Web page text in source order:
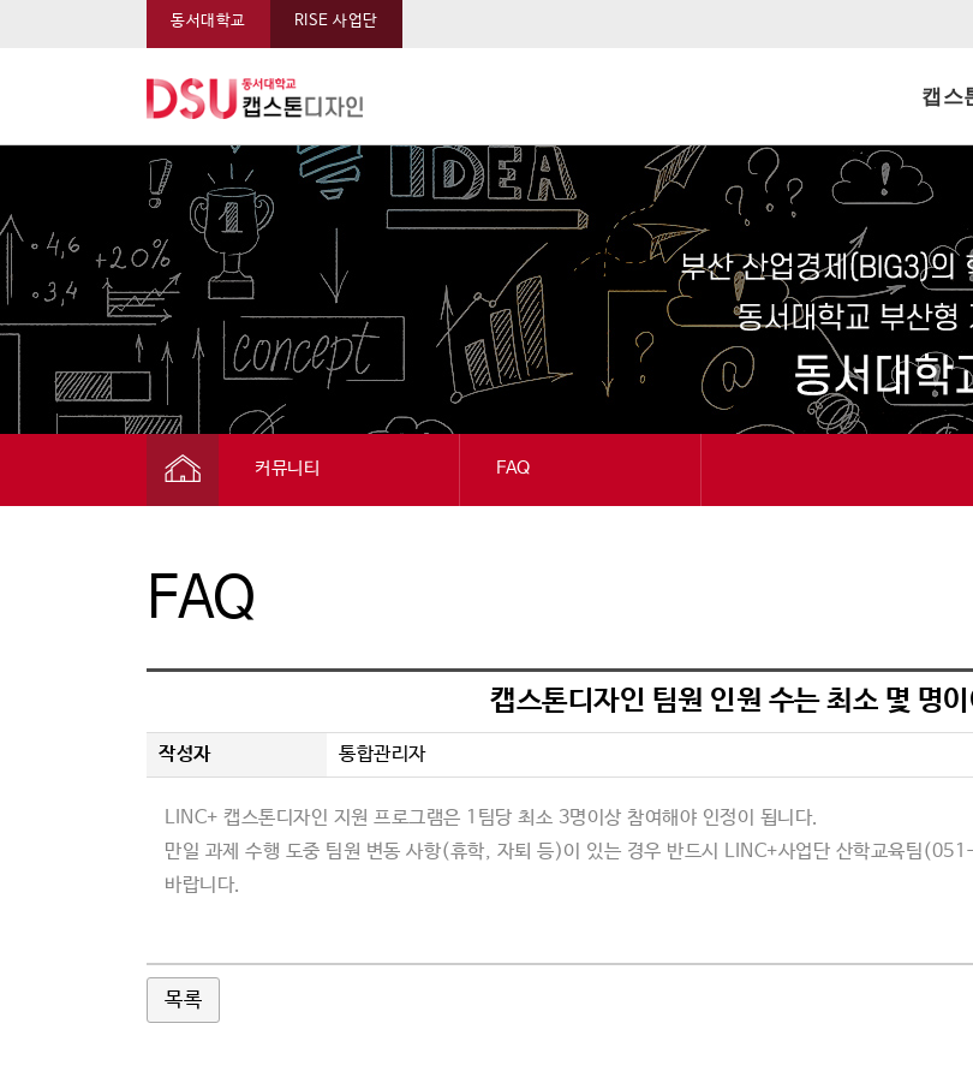
동서대학교 RISE 사업단
캡스
커뮤니티
과제신청
커뮤니티
FAQ
FAQ
캡스톤디자인 팀원 인원 수는 최소 몇 명
작성자 통합관리자
LINC+ 캡스톤디자인 지원 프로그램은 1 팀당 최소 3명이상 참여해야 인정이 됩니다.
만일 과제 수행 도중 팀원 변동 사항(휴학, 자퇴 등)이 있는 경우 반드시 LINC+사업단 산학교육팀
바랍니다.
목록